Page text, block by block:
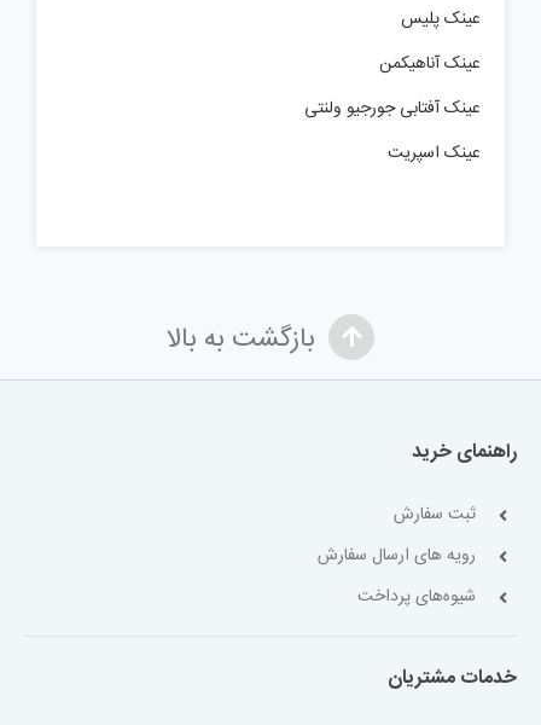
عینک پلیس
عینک آناهیکمن
عینک آفتابی جورجیو ولنتی
عینک اسپریت
بازگشت به بالا
راهنمای خرید
ثبت سفارش
رویه های ارسال سفارش
شیوه‌های پرداخت
خدمات مشتریان